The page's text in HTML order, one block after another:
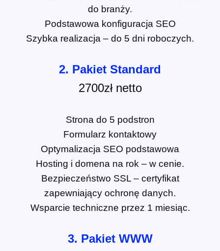
do branży.
Podstawowa konfiguracja SEO
Szybka realizacja – do 5 dni roboczych.
2. Pakiet Standard
2700zł netto
Strona do 5 podstron
Formularz kontaktowy
Optymalizacja SEO podstawowa
Hosting i domena na rok – w cenie.
Bezpieczeństwo SSL – certyfikat
zapewniający ochronę danych.
Wsparcie techniczne przez 1 miesiąc.
3. Pakiet WWW